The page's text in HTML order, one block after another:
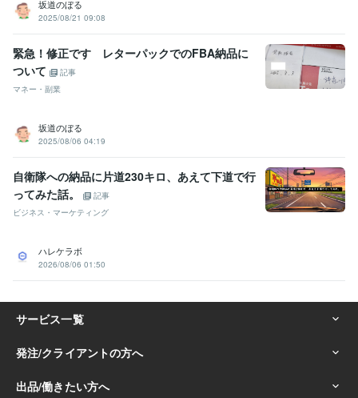
坂道のぼる
2025/08/21 09:08
緊急！修正です レターパックでのFBA納品に
ついて
記事
マネー・副業
坂道のぼる
2025/08/06 04:19
自衛隊への納品に片道230キロ、あえて下道で行
ってみた話。
記事
ビジネス・マーケティング
ハレケラボ
2026/08/06 01:50